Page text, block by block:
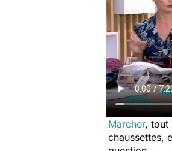
Marcher, tout
chaussettes,